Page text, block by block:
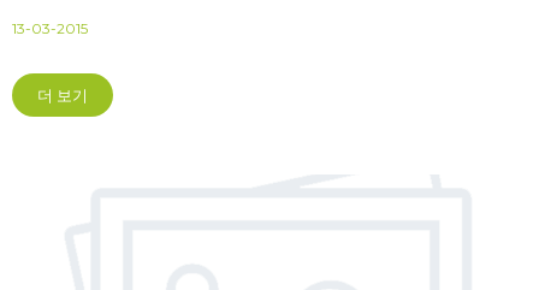
trường vì nhân viên mới là cách
hiệu quả nhất để nhân viên gắn
bó lâu dài với doanh nghiệp "
13-03-2015
더 보기